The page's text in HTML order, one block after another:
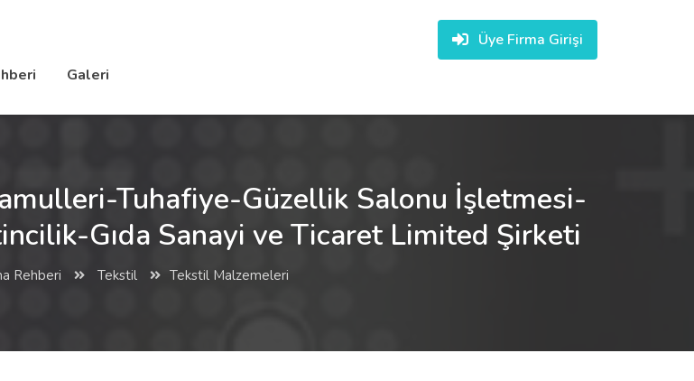
Galeri
Üye Firma Girişi
Tuhafiye-Güzellik Salonu İşletmesi-
Gıda Sanayi ve Ticaret Limited Şirketi
Rehberi Tekstil Tekstil Malzemeleri